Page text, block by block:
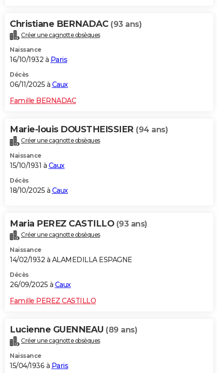
Christiane BERNADAC (93 ans)
Créer une cagnotte obsèques
Naissance
16/10/1932 à Paris
Décès
06/11/2025 à Caux
Famille BERNADAC
Marie-louis DOUSTHEISSIER (94 ans)
Créer une cagnotte obsèques
Naissance
15/10/1931 à Caux
Décès
18/10/2025 à Caux
Maria PEREZ CASTILLO (93 ans)
Créer une cagnotte obsèques
Naissance
14/02/1932 à ALAMEDILLA ESPAGNE
Décès
26/09/2025 à Caux
Famille PEREZ CASTILLO
Lucienne GUENNEAU (89 ans)
Créer une cagnotte obsèques
Naissance
15/04/1936 à Paris